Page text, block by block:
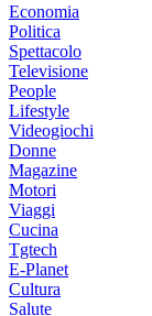
Economia
Politica
Spettacolo
Televisione
People
Lifestyle
Videogiochi
Donne
Magazine
Motori
Viaggi
Cucina
Tgtech
E-Planet
Cultura
Salute